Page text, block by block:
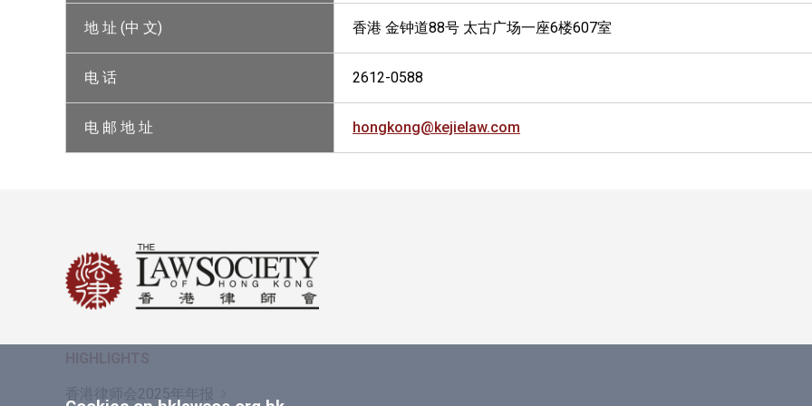
地 址 (中 文) 香港 金钟道88号 太古广场一座6楼607室
电 话 2612-0588
电 邮 地 址 hongkong@kejielaw.com
香港律师会2025年年报